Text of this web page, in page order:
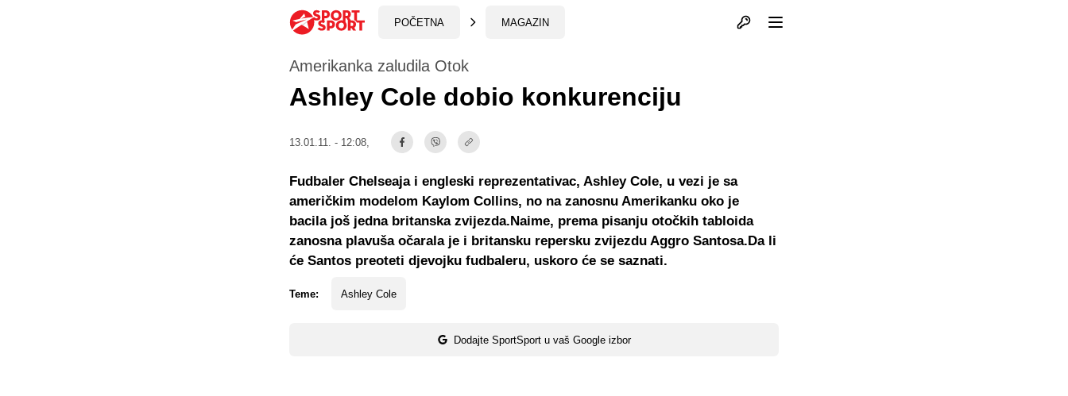
POČETNA MAGAZIN Otvori profil
Amerikanka zaludila Otok
Ashley Cole dobio konkurenciju
13.01.11. - 12:08,
Teme: Ashley Cole
Dodajte SportSport u vaš Google izbor
Fudbaler Chelseaja i engleski reprezentativac, Ashley Cole, u vezi je sa
američkim modelom Kaylom Collins, no na zanosnu Amerikanku oko je
bacila još jedna britanska zvijezda.Naime, prema pisanju otočkih tabloida
zanosna plavuša očarala je i britansku repersku zvijezdu Aggro Santosa.Da li
će Santos preoteti djevojku fudbaleru, uskoro će se saznati.